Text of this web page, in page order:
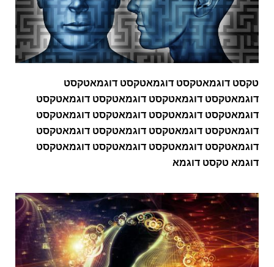
טקסט דוגמאטקסט דוגמאטקסט דוגמאטקסט
דוגמאטקסט דוגמאטקסט דוגמאטקסט דוגמאטקסט
דוגמאטקסט דוגמאטקסט דוגמאטקסט דוגמאטקסט
דוגמאטקסט דוגמאטקסט דוגמאטקסט דוגמאטקסט
דוגמאטקסט דוגמאטקסט דוגמאטקסט דוגמאטקסט
דוגמא טקסט דוגמא